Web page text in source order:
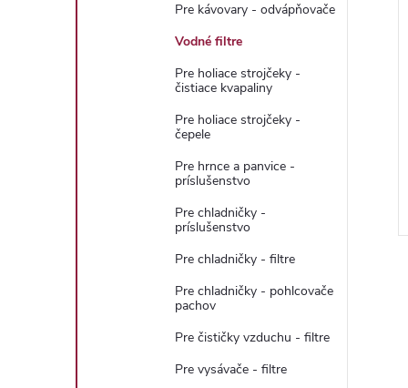
Pre kávovary - odvápňovače
Vodné filtre
Pre holiace strojčeky -
čistiace kvapaliny
Pre holiace strojčeky -
čepele
Pre hrnce a panvice -
príslušenstvo
Pre chladničky -
príslušenstvo
Pre chladničky - filtre
Pre chladničky - pohlcovače
pachov
Pre čističky vzduchu - filtre
Pre vysávače - filtre